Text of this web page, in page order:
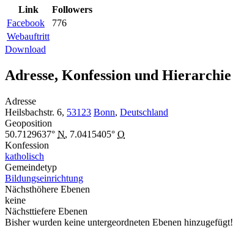
Link
Followers
Facebook
776
Webauftritt
Download
Adresse, Konfession und Hierarchie
Adresse
Heilsbachstr. 6, 53123 Bonn, Deutschland
Geoposition
50.7129637° N, 7.0415405° O
Konfession
katholisch
Gemeindetyp
Bildungseinrichtung
Nächsthöhere Ebenen
keine
Nächsttiefere Ebenen
Bisher wurden keine untergeordneten Ebenen hinzugefügt!